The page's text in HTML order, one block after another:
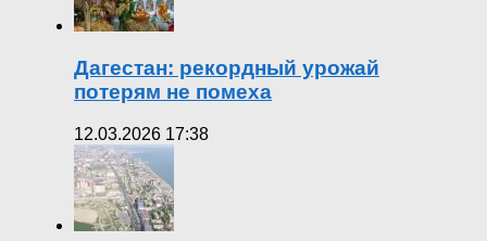
Дагестан: рекордный урожай
потерям не помеха
12.03.2026 17:38